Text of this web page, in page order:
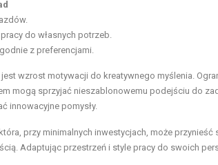
do własnych potrzeb.
z preferencjami.
wzrost motywacji do kreatywnego myślenia.
mogą sprzyjać nieszablonowemu podejściu do
innowacyjne pomysły.
przy minimalnych inwestycjach, może
Adaptując przestrzeń i style pracy do swoich